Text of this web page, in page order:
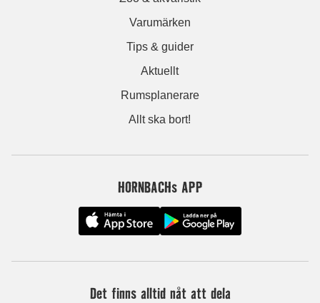
Varumärken
Tips & guider
Aktuellt
Rumsplanerare
Allt ska bort!
HORNBACHs APP
Det finns alltid nåt att dela